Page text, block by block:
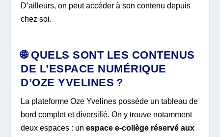
D’ailleurs, on peut accéder à son contenu depuis
chez soi.
🌐 QUELS SONT LES CONTENUS
DE L’ESPACE NUMÉRIQUE
D’OZE YVELINES ?
La plateforme Oze Yvelines possède un tableau de
bord complet et diversifié. On y trouve notamment
deux espaces : unespace e-collège réservé aux